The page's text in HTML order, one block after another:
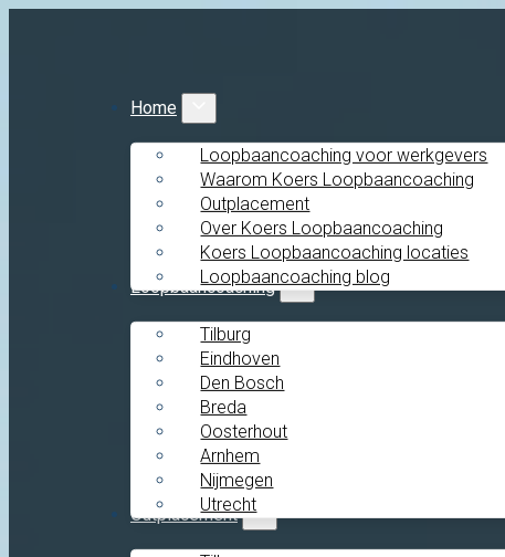
Home
Loopbaancoaching voor werkgevers
Waarom Koers Loopbaancoaching
Outplacement
Over Koers Loopbaancoaching
Koers Loopbaancoaching locaties
Loopbaancoaching blog
Loopbaancoaching
Tilburg
Eindhoven
Den Bosch
Breda
Oosterhout
Arnhem
Nijmegen
Utrecht
Outplacement